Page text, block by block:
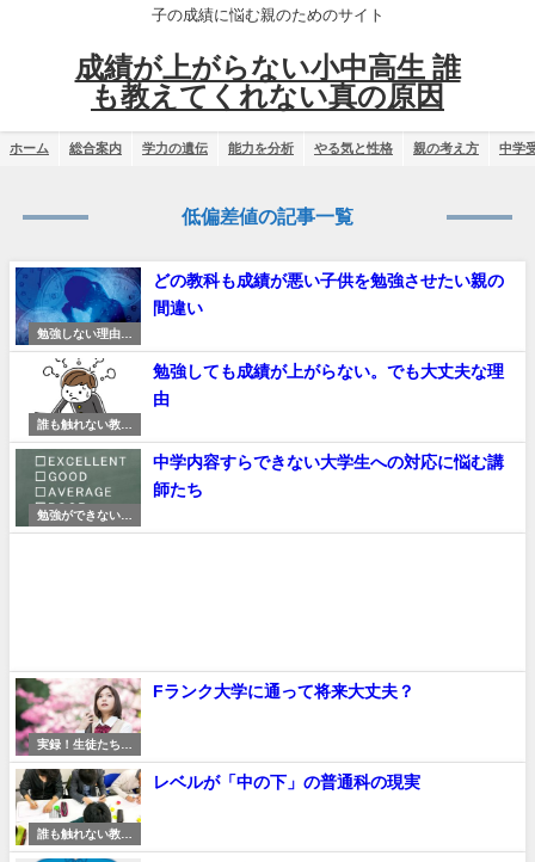
子の成績に悩む親のためのサイト
成績が上がらない小中高生 誰
も教えてくれない真の原因
ホーム 総合案内 学力の遺伝 能力を分析 やる気と性格 親の考え方 中学
低偏差値の記事一覧
勉強しない理由と
対策
どの教科も成績が悪い子供を勉強させたい親の
間違い
誰も触れない教育
現場の真実
勉強しても成績が上がらない。でも大丈夫な理
由
勉強ができない子
供たち
中学内容すらできない大学生への対応に悩む講
師たち
実録！生徒たちの
軌跡
Fランク大学に通って将来大丈夫？
誰も触れない教育
現場の真実
レベルが「中の下」の普通科の現実